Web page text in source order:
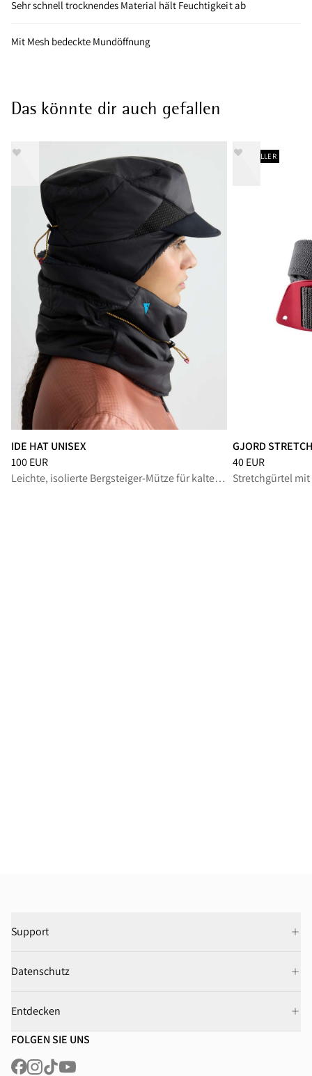
Sehr schnell trocknendes Material hält Feuchtigkeit ab
Mit Mesh bedeckte Mundöffnung
Das könnte dir auch gefallen
IDE HAT UNISEX
Preis:100 EUR, reduziert von 100 EUR
100 EUR
Leichte, isolierte Bergsteiger-Mütze für kalte Alpin-Einsätze
BESTSELLER
GJORD
Preis:40 EUR,
40 EUR
Stretchgürtel
Support
Datenschutz
Entdecken
FOLGEN SIE UNS